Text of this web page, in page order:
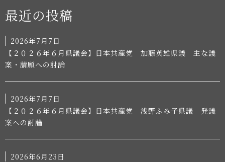
最近の投稿
2026年7月7日
【２０２６年６月県議会】日本共産党 加藤英雄県議 主な議
案・請願への討論
2026年7月7日
【２０２６年６月県議会】日本共産党 浅野ふみ子県議 発議
案への討論
2026年6月23日